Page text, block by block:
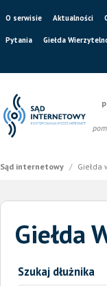
O serwisie Aktualności
Pytania
Giełda
Sąd internetowy / Giełda
Giełda
Szukaj dłużnika